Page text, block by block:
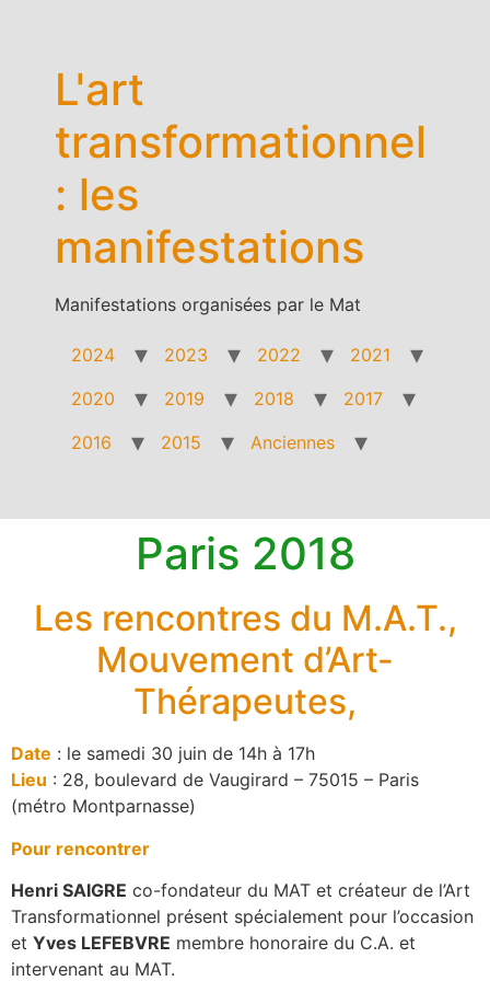
L'art
transformationnel
: les
manifestations
Manifestations organisées par le Mat
2024 2023 2022
2021
2020
2019 2018
2017
2016
2015 Anciennes
Paris 2018
Les rencontres du M.A.T.,
Mouvement d’Art-
Thérapeutes,
Date : le samedi 30 juin de 14h à 17h
Lieu : 28, boulevard de Vaugirard – 75015 – Paris
(métro Montparnasse)
Pour rencontrer
Henri SAIGRE co-fondateur du MAT et créateur de l’Art
Transformationnel présent spécialement pour l’occasion
et Yves LEFEBVRE membre honoraire du C.A. et
intervenant au MAT.